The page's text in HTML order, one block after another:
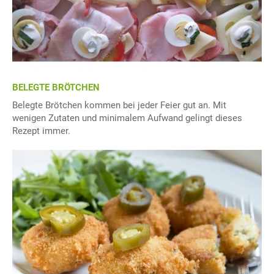
BELEGTE BRÖTCHEN
Belegte Brötchen kommen bei jeder Feier gut an. Mit
wenigen Zutaten und minimalem Aufwand gelingt dieses
Rezept immer.